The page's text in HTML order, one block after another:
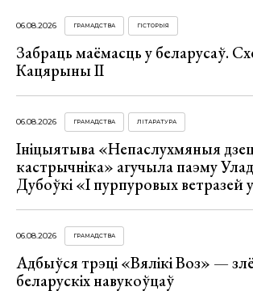
06.08.2026 ГРАМАДСТВА ГІСТОРЫЯ
Забраць маёмасць у беларусаў.
Кацярыны ІІ
06.08.2026 ГРАМАДСТВА ЛІТАРАТУРА
Ініцыятыва «Непаслухмяныя
кастрычніка» агучыла паэму
Дубоўкі «І пурпуровых ветразей
06.08.2026 ГРАМАДСТВА
Адбыўся трэці «Вялікі Воз» —
беларускіх навукоўцаў